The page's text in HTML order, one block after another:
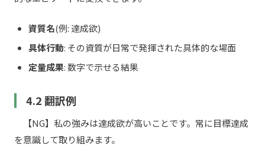
資質名(例: 達成欲)
具体行動: その資質が日常で発揮された具体的な場面
定量成果: 数字で示せる結果
4.2 翻訳例
【NG】私の強みは達成欲が高いことです。常に目標達成
を意識して取り組みます。